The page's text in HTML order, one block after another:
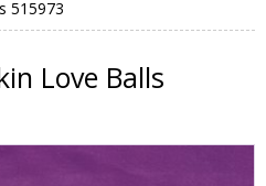
515973
Love Balls